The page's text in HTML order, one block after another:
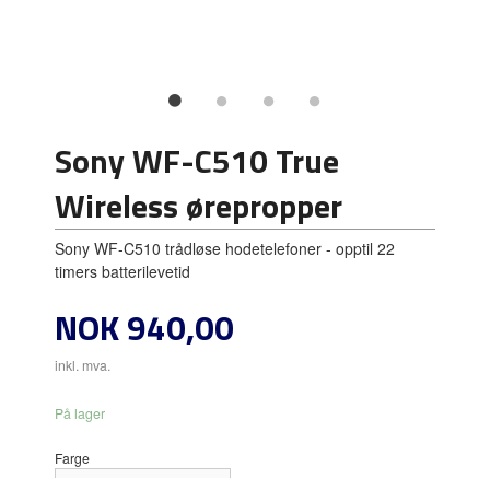
Sony WF-C510 True
Wireless ørepropper
Sony WF-C510 trådløse hodetelefoner - opptil 22
timers batterilevetid
Pris
NOK940,00
inkl. mva.
På lager
Farge